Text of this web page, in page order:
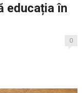
educația în
0